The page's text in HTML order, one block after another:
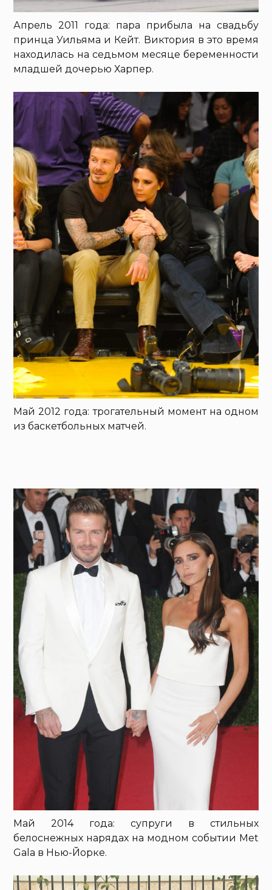
Апрель 2011 года: пара прибыла на свадьбу
принца Уильяма и Кейт. Виктория в это время
находилась на седьмом месяце беременности
младшей дочерью Харпер.
Май 2012 года: трогательный момент на одном
из баскетбольных матчей.
Май 2014 года: супруги в стильных
белоснежных нарядах на модном событии Met
Gala в Нью-Йорке.